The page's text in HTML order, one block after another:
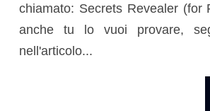
chiamato: Secrets Revealer
anche tu lo vuoi provare,
nell'articolo...